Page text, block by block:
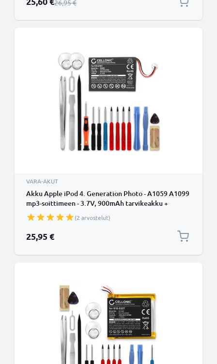
Normaali hinta
26,95 €
VARA-AKUT
Akku Apple iPod 4. Generation Photo - A1059 A1099
mp3-soittimeen - 3.7V, 900mAh tarvikeakku +
Työkalu tuotemerkiltä subtel
(2 arvostelut)
25,95 €